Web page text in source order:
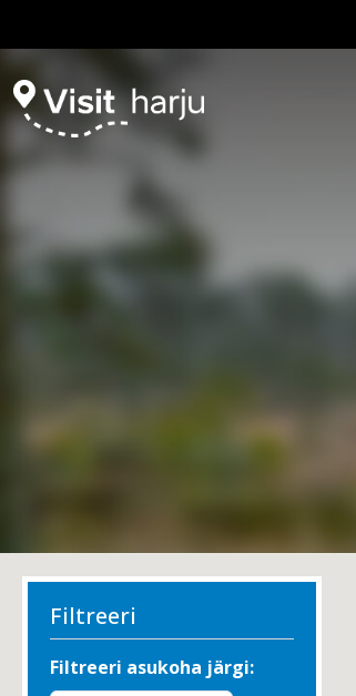
Filtreeri
Filtreeri asukoha järgi: